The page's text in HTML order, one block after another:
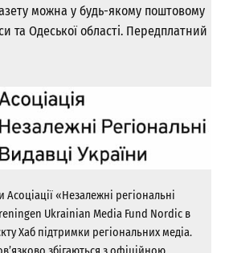
можна у будь-якому поштовому
та Одеської області. Передплатний
«Незалежні регіональні
Ukrainian Media Fund Nordic в
Хаб підтримки регіональних медіа.